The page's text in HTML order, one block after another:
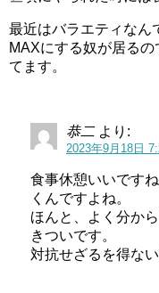
最近はバラエティなん
MAXにする奴が居る
てます。
恭二 より:
2023年9月18日
食事休憩いいです
くんですよね。
ほんと、よく分か
きついです。
対抗せざるを得な